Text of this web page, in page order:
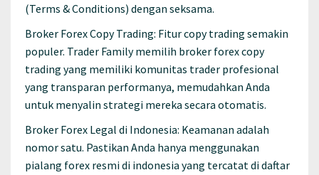
(Terms & Conditions) dengan seksama.
Broker Forex Copy Trading: Fitur copy trading semakin
populer. Trader Family memilih broker forex copy
trading yang memiliki komunitas trader profesional
yang transparan performanya, memudahkan Anda
untuk menyalin strategi mereka secara otomatis.
Broker Forex Legal di Indonesia: Keamanan adalah
nomor satu. Pastikan Anda hanya menggunakan
pialang forex resmi di indonesia yang tercatat di daftar